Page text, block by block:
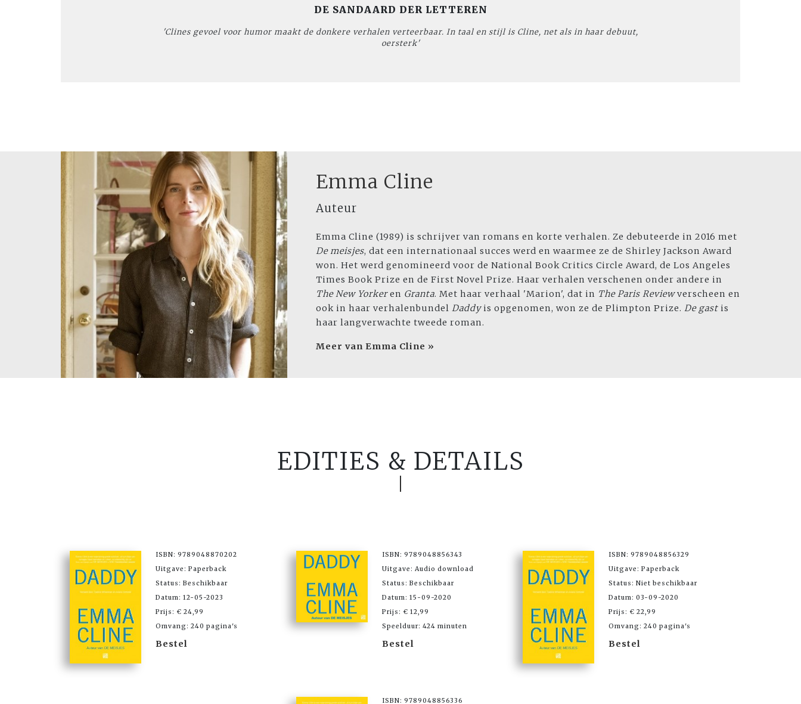
DE SANDAARD DER LETTEREN
'Clines gevoel voor humor maakt de donkere verhalen verteerbaar. In taal en stijl is Cline, net als in haar debuut,
oersterk'
Emma Cline
Auteur
Emma Cline (1989) is schrijver van romans en korte verhalen. Ze debuteerde in 2016 met
De meisjes, dat een internationaal succes werd en waarmee ze de Shirley Jackson Award
won. Het werd genomineerd voor de National Book Critics Circle Award, de Los Angeles
Times Book Prize en de First Novel Prize. Haar verhalen verschenen onder andere in
The New Yorkeren Granta. Met haar verhaal 'Marion', dat in The Paris Reviewverscheen en
ook in haar verhalenbundel Daddyis opgenomen, won ze de Plimpton Prize. De gast is
haar langverwachte tweede roman.
Meer van Emma Cline »
EDITIES & DETAILS
ISBN: 9789048870202
Uitgave: Paperback
Status: Beschikbaar
Datum: 12-05-2023
Prijs: € 24,99
Omvang: 240 pagina's
Bestel
ISBN: 9789048856343
Uitgave: Audio download
Status: Beschikbaar
Datum: 15-09-2020
Prijs: € 12,99
Speelduur: 424 minuten
Bestel
ISBN: 9789048856329
Uitgave: Paperback
Status: Niet beschikbaar
Datum: 03-09-2020
Prijs: € 22,99
Omvang: 240 pagina's
Bestel
ISBN: 9789048856336